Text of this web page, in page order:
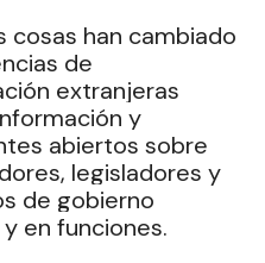
cosas han cambiado
de
extranjeras
y
abiertos sobre
legisladores y
de gobierno
en funciones.